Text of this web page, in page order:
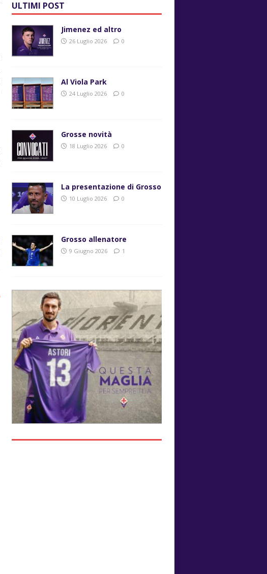
ULTIMI POST
Jimenez ed altro
26 Luglio 2026 0
Al Viola Park
24 Luglio 2026 0
Grosse novità
18 Luglio 2026 0
La presentazione di Grosso
10 Luglio 2026 0
Grosso allenatore
9 Giugno 2026 1